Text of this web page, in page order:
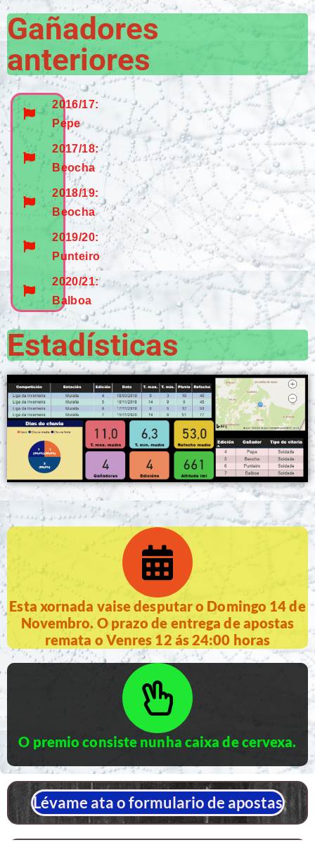
Gañadores
anteriores
2016/17:
Pepe
2017/18:
Beocha
2018/19:
Beocha
2019/20:
Punteiro
2020/21:
Balboa
Estadísticas
Esta xornada vaise desputar o Domingo 14 de
Novembro. O prazo de entrega de apostas
remata o Venres 12 ás 24:00 horas
O premio consiste nunha caixa de cervexa.
Lévame ata o formulario de apostas